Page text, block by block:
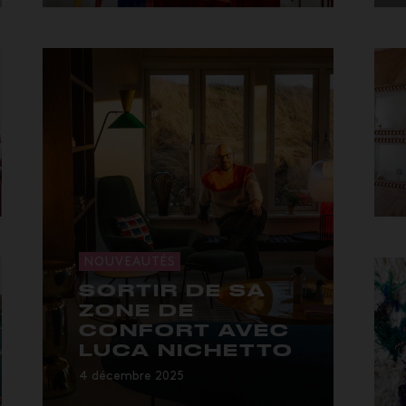
SORTIR DE SA
ZONE DE
CONFORT AVEC
LUCA NICHETTO
…de nouveaux matériaux : un
4 décembre 2025